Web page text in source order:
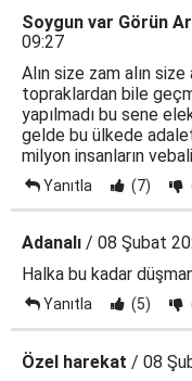
Soygun var Görün
09:27
Alın size zam alın
topraklardan bile
yapılmadı bu sene
gelde bu ülkede
milyon insanların
Yanıtla (7)
Adanalı / 08 Şubat
Halka bu kadar
Yanıtla (5)
Özel harekat / 08